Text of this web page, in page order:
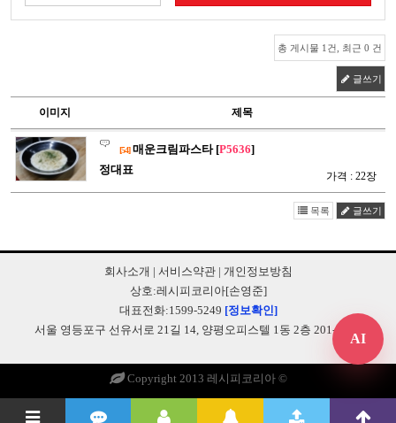
총 게시물 1건, 최근 0 건
글쓰기
이미지 제목
[54] 매운크림파스타 [P5636]
정대표
가격 : 22장
목록 글쓰기
회사소개 | 서비스약관| 개인정보방침
상호:레시피코리아[손영준]
대표전화:1599-5249 [정보확인]
서울 영등포구 선유서로 21길 14, 양평오피스텔 1동 2층 201-B248
Copyright 2013 레시피코리아 ©
AI